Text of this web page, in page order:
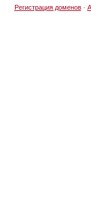
Регистрация доменов·